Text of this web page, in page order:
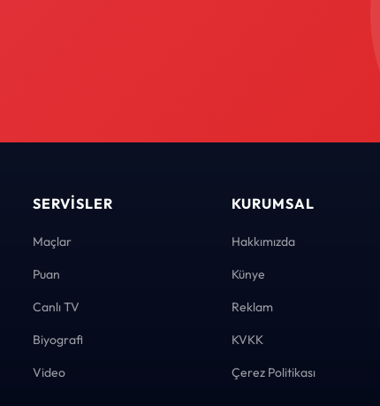
SERVISLER
Maçlar
Puan
Canlı TV
Biyografi
Video
KURUMSAL
Hakkımızda
Künye
Reklam
KVKK
Çerez Politikası